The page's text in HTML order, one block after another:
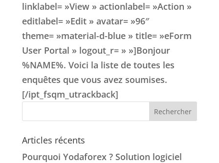
linklabel= »View » actionlabel= »Action »
editlabel= »Edit » avatar= »96″
theme= »material-d-blue » title= »eForm
User Portal » logout_r= » »]Bonjour
%NAME%. Voici la liste de toutes les
enquêtes que vous avez soumises.
[/ipt_fsqm_utrackback]
Articles récents
Pourquoi Yodaforex ? Solution logiciel